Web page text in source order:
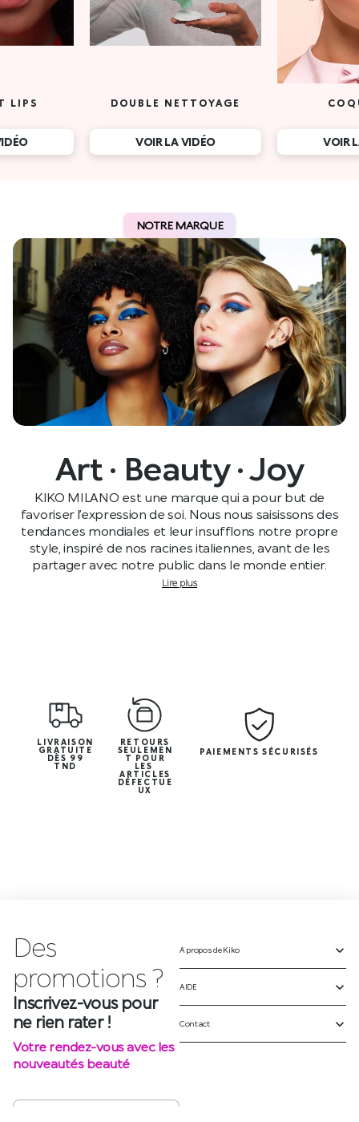
LIPS DOUBLE NETTOYAGE
VOIR LA VIDÉO VOIR
NOTRE MARQUE
Art · Beauty · Joy
KIKO MILANO est une marque qui a pour but de
favoriser l’expression de soi. Nous nous saisissons des
tendances mondiales et leur insufflons notre propre
style, inspiré de nos racines italiennes, avant de les
partager avec notre public dans le monde entier.
Lire plus
LIVRAISON
GRATUITE
DÈS 99
TND
RETOURS
SEULEMEN
T POUR
LES
ARTICLES
DÉFECTUE
UX
PAIEMENTS SÉCURISÉS
Des
promotions ?
Inscrivez-vous pour
ne rien rater !
Votre rendez-vous avec les
nouveautés beauté
A propos de Kiko
AIDE
Contact